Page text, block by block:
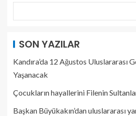
SON YAZILAR
Kandıra’da 12 Ağustos Uluslararası
Yaşanacak
Çocukların hayallerini Filenin
Başkan Büyükakın’dan uluslararası